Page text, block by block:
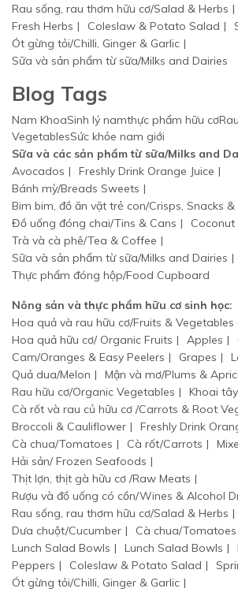
Rau sống, rau thơm hữu cơ/Salad & Herbs
Fresh Herbs
Coleslaw & Potato Salad
Ót gừng tỏi/Chilli, Ginger & Garlic
Sữa và sản phẩm từ sữa/Milks and Dairies
Blog Tags
Nam KhoaSinh lý namthực phẩm hữu cơ
VegetablesSức khỏe nam giới
Sữa và các sản phẩm từ sữa/Milks and
Avocados
Freshly Drink Orange Juice
Bánh mỳ/Breads Sweets
Bim bim, đồ ăn vặt trẻ con/Crisps, Snacks &
Đồ uống đóng chai/Tins & Cans
Coconut
Trà và cà phê/Tea & Coffee
Sữa và sản phẩm từ sữa/Milks and Dairies
Thực phẩm đóng hộp/Food Cupboard
Nông sản và thực phẩm hữu cơ sinh học:
Hoa quả và rau hữu cơ/Fruits &
Hoa quả hữu cơ/ Organic Fruits
Apples
Cam/Oranges & Easy Peelers
Grapes
Quả dua/Melon
Mận và mơ/Plums &
Rau hữu cơ/Organic Vegetables
Khoai
Cà rốt và rau củ hữu cơ /Carrots & Root
Broccoli & Cauliflower
Freshly Drink
Cà chua/Tomatoes
Cà rốt/Carrots
Hải sản/ Frozen Seafoods
Thịt lợn, thịt gà hữu cơ /Raw Meats
Rượu và đồ uống có cồn/Wines & Alcohol
Rau sống, rau thơm hữu cơ/Salad & Herbs
Dưa chuột/Cucumber
Cà chua/Tomatoes
Lunch Salad Bowls
Lunch Salad Bowls
Peppers
Coleslaw & Potato Salad
Ót gừng tỏi/Chilli, Ginger & Garlic